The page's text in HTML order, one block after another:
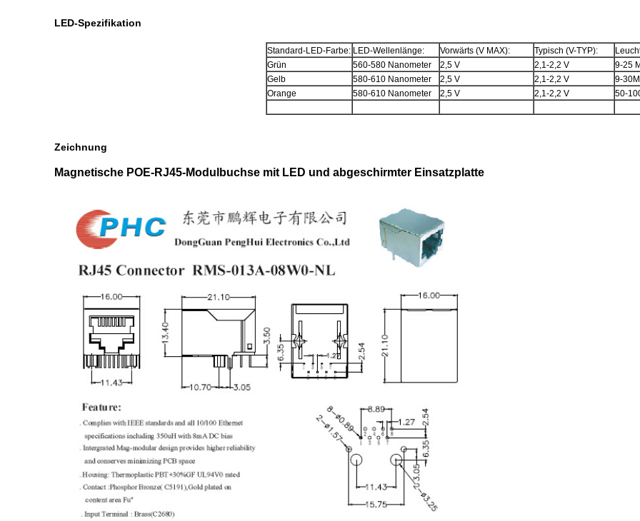
LED-Spezifikation
Standard-LED-Farbe: LED-Wellenlänge: Vorwärts (V MAX): Typisch (V-TYP):
Grün
560-580 Nanometer 2,5 V 2,1-2,2 V
9-25
Gelb
580-610 Nanometer 2,5 V 2,1-2,2 V
9-
Orange
580-610 Nanometer 2,5 V 2,1-2,2 V 50-
Zeichnung
Magnetische POE-RJ45-Modulbuchse mit LED und abgeschirmter Einsatzplatte